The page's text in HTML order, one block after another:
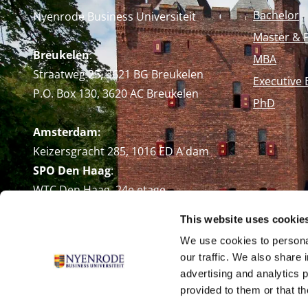
This website uses
We use cookies to
our traffic. We also share
advertising and analytics
provided to them or that
Nyenrode Business Universiteit
Breukelen:
Straatweg 25, 3621 BG Breukelen
P.O. Box 130, 3620 AC Breukelen
Amsterdam:
Keizersgracht 285, 1016 ED A'dam
SPO Den Haag:
WTC Den Haag, 24e etage
+31 (0)346 29 1211
Bachelor
Master &
MBA
Executive
PhD